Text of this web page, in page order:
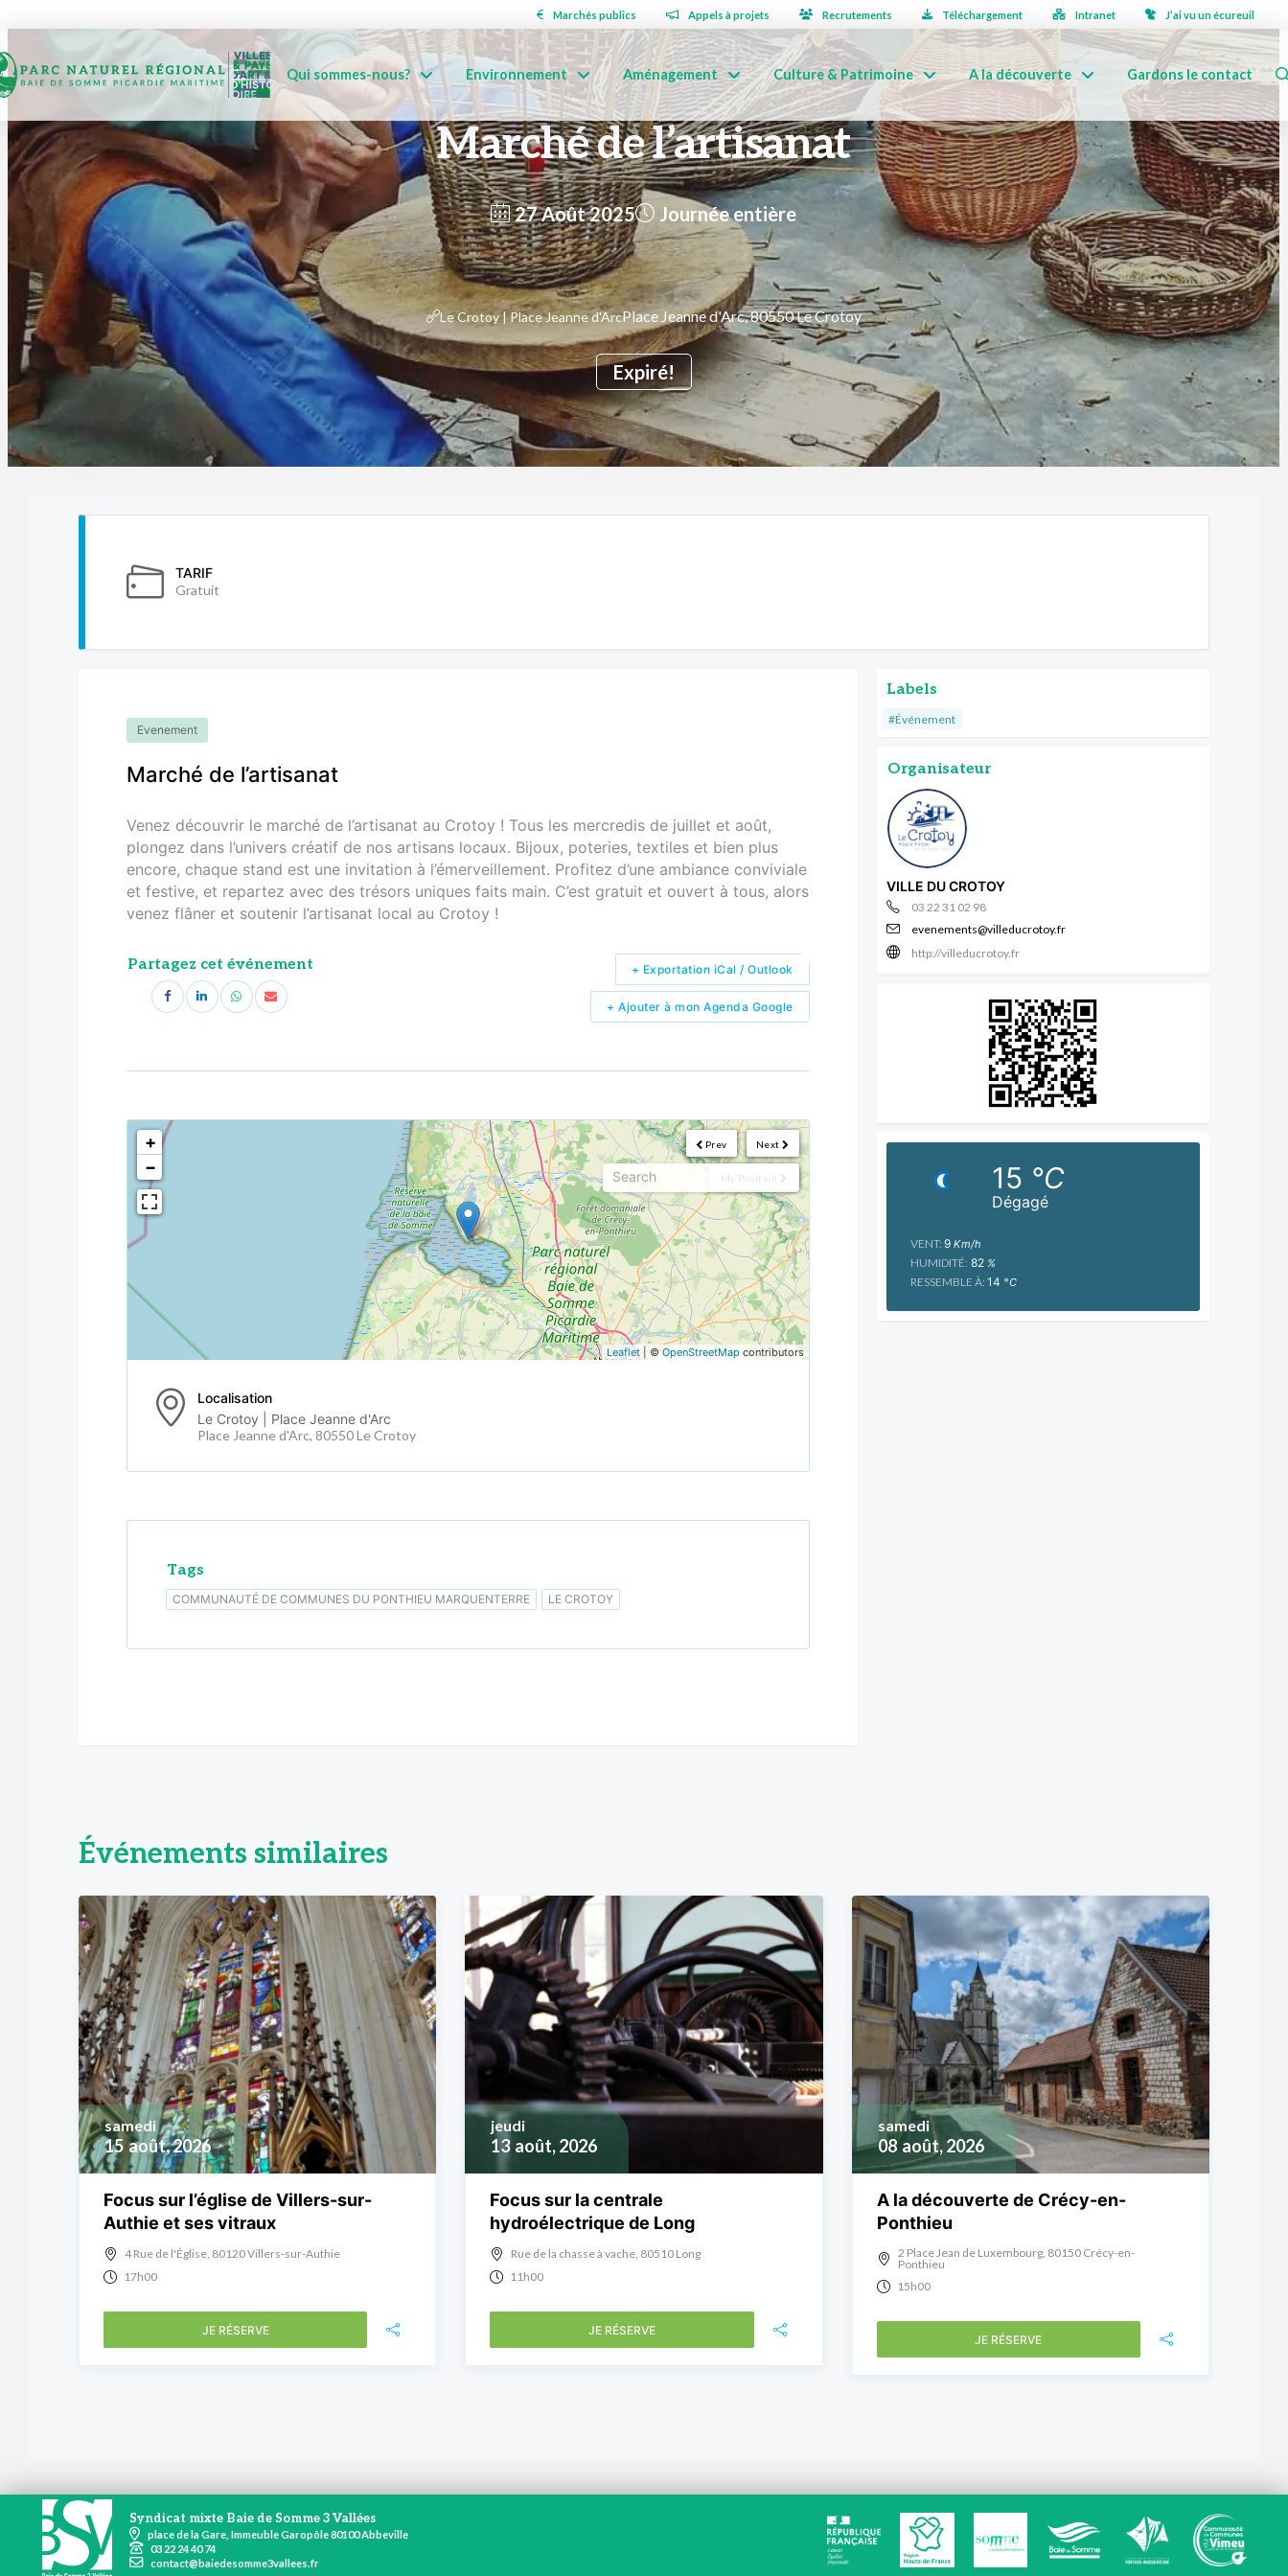
Marchés publics Appels à projets Recrutements Téléchargement Intranet J’ai vu un écureuil
Qui sommes-nous? Environnement Aménagement Culture & Patrimoine A la découverte Gardons le contact
Marché de l’artisanat
27 Août 2025
Expiré!
Journée entière
Le Crotoy | Place Jeanne d'ArcPlace Jeanne d'Arc, 80550 Le Crotoy
TARIF
Gratuit
Evenement
Marché de l’artisanat
Venez découvrir le marché de l’artisanat au Crotoy ! Tous les mercredis de juillet et août,
plongez dans l’univers créatif de nos artisans locaux. Bijoux, poteries, textiles et bien plus
encore, chaque stand est une invitation à l’émerveillement. Profitez d’une ambiance conviviale
et festive, et repartez avec des trésors uniques faits main. C’est gratuit et ouvert à tous, alors
venez flâner et soutenir l’artisanat local au Crotoy !
Partagez cet événement
+ Ajouter à mon Agenda Google
+ Exportation iCal / Outlook
Next
Prev
My Position
<!---->
+
−
Leaflet| ©OpenStreetMap contributors
Localisation
Le Crotoy | Place Jeanne d'Arc
Place Jeanne d'Arc, 80550 Le Crotoy
Tags
COMMUNAUTÉ DE COMMUNES DU PONTHIEU MARQUENTERRE LE CROTOY
Labels
#Événement
Organisateur
VILLE DU CROTOY
03 22 31 02 98
evenements@villeducrotoy.fr
http://villeducrotoy.fr
Dégagé
15 °C
VENT: 9Km/h
HUMIDITÉ: 82%
RESSEMBLE À: 14 °C
Événements similaires
15 août, 2026
samedi
Focus sur l’église de Villers-sur-
Authie et ses vitraux
4 Rue de l'Église, 80120 Villers-sur-Authie
17h00
JE RÉSERVE
13 août, 2026
jeudi
Focus sur la centrale
hydroélectrique de Long
Rue de la chasse à vache, 80510 Long
11h00
JE RÉSERVE
08 août, 2026
samedi
A la découverte de Crécy-en-
Ponthieu
2 Place Jean de Luxembourg, 80150 Crécy-en-
Ponthieu
15h00
JE RÉSERVE
Syndicat mixte Baie de Somme 3 Vallées
place de la Gare, Immeuble Garopôle 80100 Abbeville
03 22 24 40 74
contact@baiedesomme3vallees.fr